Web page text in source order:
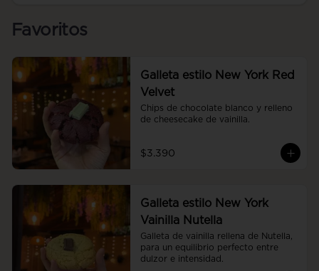
Favoritos
Galleta estilo New York Red
Velvet
Chips de chocolate blanco y relleno
de cheesecake de vainilla.
$3.390
Galleta estilo New York
Vainilla Nutella
Galleta de vainilla rellena de Nutella,
para un equilibrio perfecto entre
dulzor e intensidad.